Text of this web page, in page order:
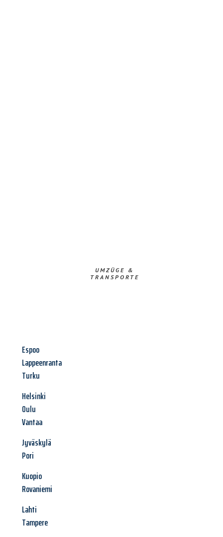
UMZÜGE &
TRANSPORTE
Espoo
Lappeenranta
Turku
Helsinki
Oulu
Vantaa
Jyväskylä
Pori
Kuopio
Rovaniemi
Lahti
Tampere